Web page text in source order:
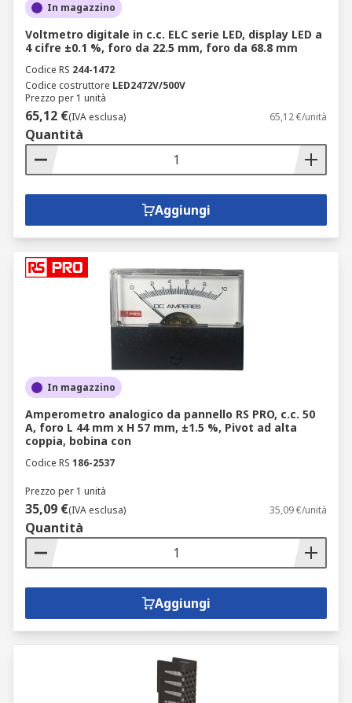
In magazzino
Voltmetro digitale in c.c. ELC serie LED, display LED a
4 cifre ±0.1 %, foro da 22.5 mm, foro da 68.8 mm
Codice RS 244-1472
Codice costruttore LED2472V/500V
Prezzo per 1 unità
65,12 €(IVA esclusa) 65,12 €/unità
Quantità
Aggiungi
In magazzino
Amperometro analogico da pannello RS PRO, c.c. 50
A, foro L 44 mm x H 57 mm, ±1.5 %, Pivot ad alta
coppia, bobina con
Codice RS 186-2537
Prezzo per 1 unità
35,09 €(IVA esclusa) 35,09 €/unità
Quantità
Aggiungi